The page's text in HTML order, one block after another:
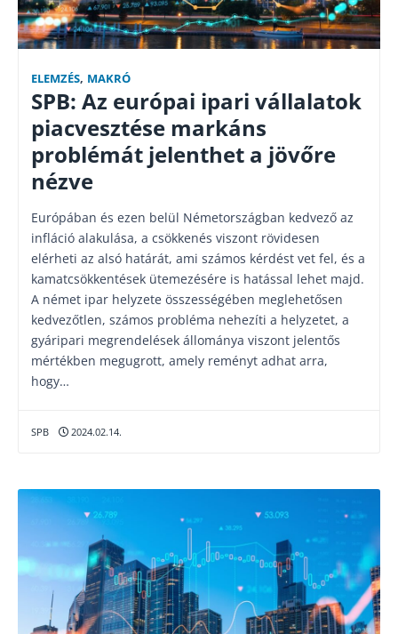
ELEMZÉS, MAKRÓ
SPB: Az európai ipari vállalatok
piacvesztése markáns
problémát jelenthet a jövőre
nézve
Európában és ezen belül Németországban kedvező az
infláció alakulása, a csökkenés viszont rövidesen
elérheti az alsó határát, ami számos kérdést vet fel, és a
kamatcsökkentések ütemezésére is hatással lehet majd.
A német ipar helyzete összességében meglehetősen
kedvezőtlen, számos probléma nehezíti a helyzetet, a
gyáripari megrendelések állománya viszont jelentős
mértékben megugrott, amely reményt adhat arra,
hogy…
SPB 2024.02.14.